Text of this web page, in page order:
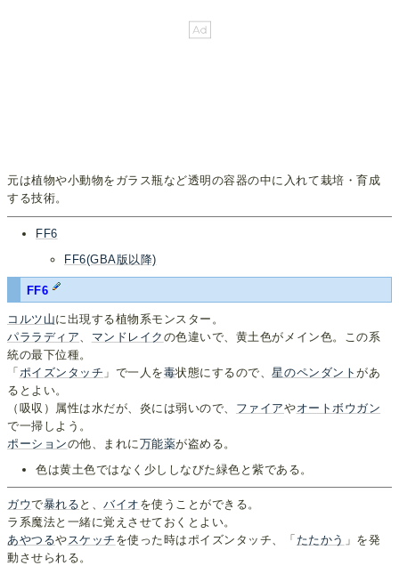
元は植物や小動物をガラス瓶など透明の容器の中に入れて栽培・育成
する技術。
FF6
FF6(GBA版以降)
FF6
コルツ山に出現する植物系モンスター。
パララディア、 マンドレイク の色違いで、黄土色がメイン色。この系
統の最下位種。
「 ポイズンタッチ 」で一人を毒状態にするので、星のペンダントがあ
るとよい。
（吸収）属性は水だが、炎には弱いので、 ファイアやオートボウガン
で一掃しよう。
ポーションの他、まれに万能薬が盗める。
色は黄土色ではなく少ししなびた緑色と紫である。
ガウで暴れる と、バイオ を使うことができる。
ラ系魔法と一緒に覚えさせておくとよい。
あやつるやスケッチ を使った時はポイズンタッチ、「 たたかう 」を発
動させられる。